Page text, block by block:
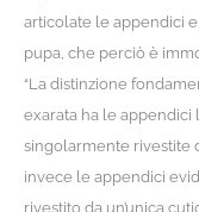
articolate le appendici
pupa, che perciò è
“La distinzione
exarata ha le
singolarmente rivestite
invece le appendici
rivestito da un’unica